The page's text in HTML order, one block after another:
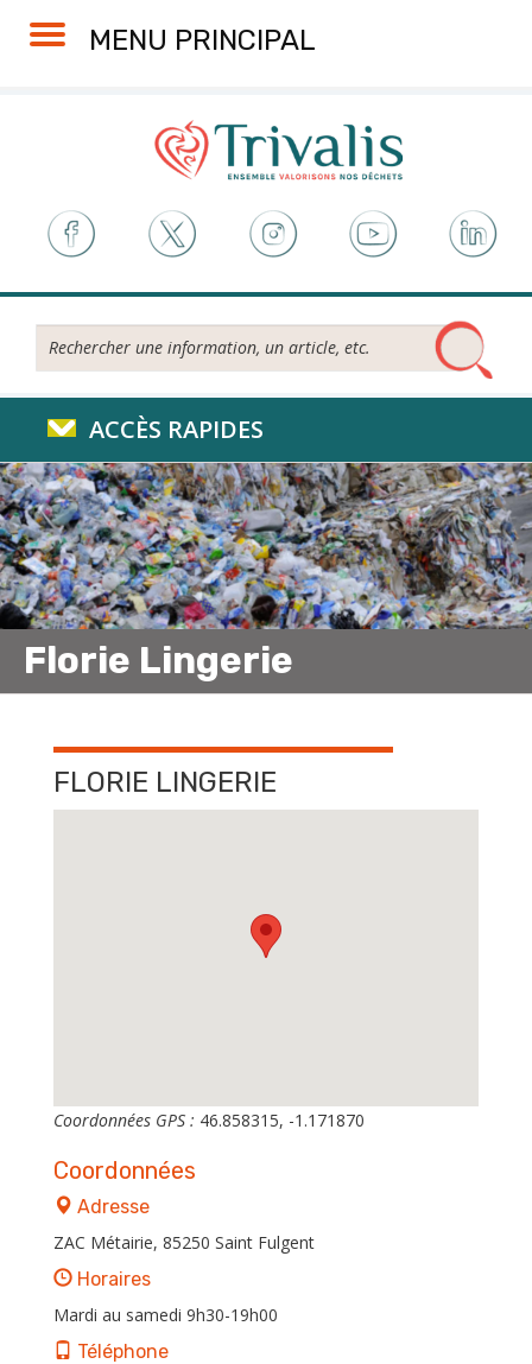
MENU PRINCIPAL
Rechercher...
ACCÈS RAPIDES
Florie Lingerie
FLORIE LINGERIE
Coordonnées GPS : 46.858315, -1.171870
Coordonnées
Adresse
ZAC Métairie, 85250 Saint Fulgent
Horaires
Mardi au samedi 9h30-19h00
Téléphone